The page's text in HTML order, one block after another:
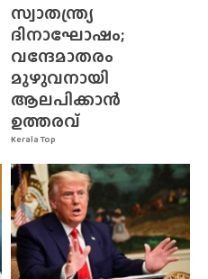
Kerala Top
സ്വാതന്ത്ര്യ
ദിനാഘോഷം;
വന്ദേമാതരം
മുഴുവനായി
ആലപിക്കാൻ
ഉത്തരവ്